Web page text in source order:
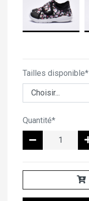
Tailles disponible*
Quantité*